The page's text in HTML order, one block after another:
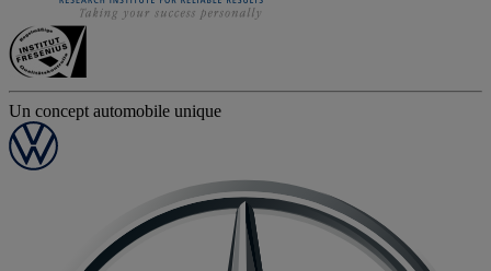
Un concept automobile unique